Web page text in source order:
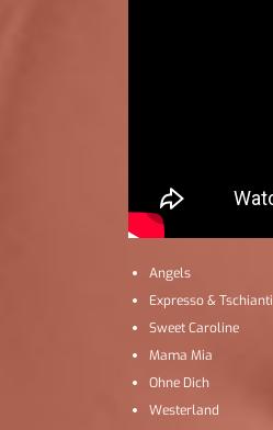
Angels
Expresso & Tschianti
Sweet Caroline
Mama Mia
Ohne Dich
Westerland